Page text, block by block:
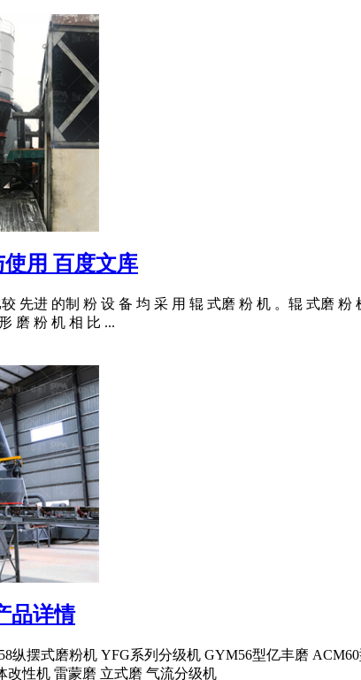
用 百度文库
先进 的制 粉 设 备 均 采 用 辊 式磨 粉 机 。辊 式磨
磨 粉 机 相 比 ...
品详情
纵摆式磨粉机 YFG系列分级机 GYM56型亿丰磨
改性机 雷蒙磨 立式磨 气流分级机